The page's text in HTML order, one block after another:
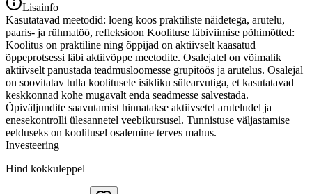
Lisainfo
Kasutatavad meetodid: loeng koos praktiliste näidetega, arutelu,
paaris- ja rühmatöö, refleksioon Koolituse läbiviimise põhimõtted:
Koolitus on praktiline ning õppijad on aktiivselt kaasatud
õppeprotsessi läbi aktiivõppe meetodite. Osalejatel on võimalik
aktiivselt panustada teadmusloomesse grupitöös ja arutelus. Osalejal
on soovitatav tulla koolitusele isikliku sülearvutiga, et kasutatavad
keskkonnad kohe mugavalt enda seadmesse salvestada.
Õpiväljundite saavutamist hinnatakse aktiivsetel aruteludel ja
enesekontrolli ülesannetel veebikursusel. Tunnistuse väljastamise
eelduseks on koolitusel osalemine terves mahus.
Investeering
Hind kokkuleppel